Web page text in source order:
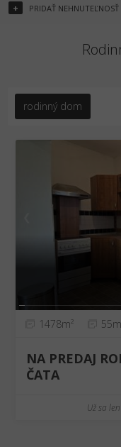
+ PRIDAŤ NEHNUTEĽNOSŤ
rodinný dom
1478m²
NA PREDAJ
ČATA
Už sa